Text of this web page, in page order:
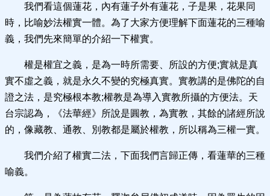
我們看這個蓮花，內有蓮子外有蓮花，子是果，花果同
時，比喻妙法權實一體。為了大家方便理解下面蓮花的三種喻
義，我們先來簡單的介紹一下權實。
權是權宜之義，是為一時所需要、所設的方便;實就是真
實不虛之義，就是永久不變的究極真實。實教講的是佛陀的自
證之法，是究極根本教;權教是為導入實教所攝的方便法。天
台宗認為，《法華經》所說是圓教，為實教，其餘的諸經所說
的，像藏教、通教、別教都是屬於權教，所以稱為三權一實。
我們介紹了權實二法，下面我們言歸正傳，看蓮華的三種
喻義。